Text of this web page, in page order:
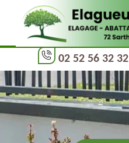
02 52 56 32 32